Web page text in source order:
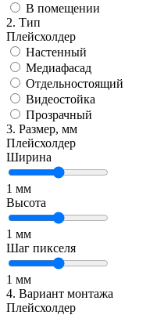
В помещении
2. Тип
Плейсхолдер
Настенный
Медиафасад
Отдельностоящий
Видеостойка
Прозрачный
3. Размер, мм
Плейсхолдер
Ширина
1 мм
Высота
1 мм
Шаг пикселя
1 мм
4. Вариант монтажа
Плейсхолдер